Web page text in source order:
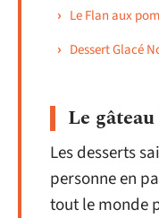
Le Flan aux
Dessert Glacé
Le
Les desserts
personne en
tout le monde